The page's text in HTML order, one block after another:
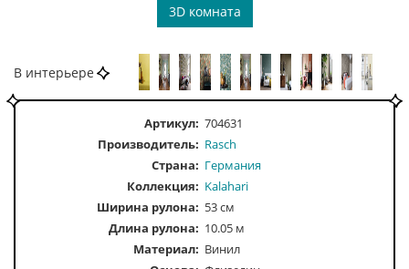
3D комната
В интерьере
Артикул: 704631
Производитель: Rasch
Страна: Германия
Коллекция: Kalahari
Ширина рулона: 53 см
Длина рулона: 10.05 м
Материал: Винил